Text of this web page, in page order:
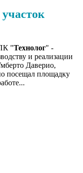
"Технолог" -
и реализации
Даверио,
посещал площадку